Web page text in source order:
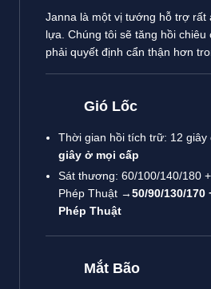
Janna là một vị tướng hỗ trợ rất
lựa. Chúng tôi sẽ tăng hồi chiêu
phải quyết định cẩn thận hơn
Gió Lốc
Thời gian hồi tích trữ: 12
giây ở mọi cấp
Sát thương: 60/100/140/180
Phép Thuật →50/90/130/170
Phép Thuật
Mắt Bão